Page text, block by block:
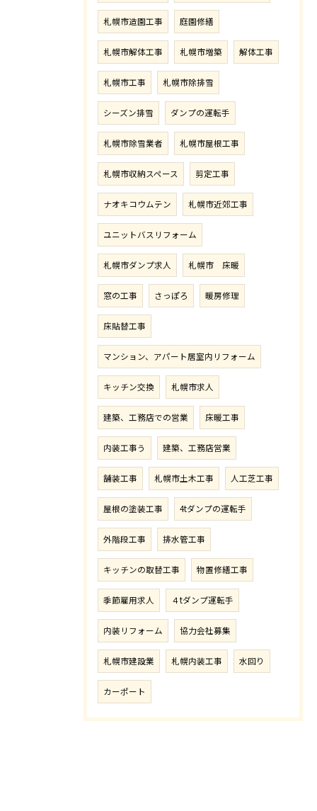
札幌市造園工事 庭園修繕
札幌市解体工事 札幌市増築 解体工事
札幌市工事 札幌市除排雪
シーズン排雪 ダンプの運転手
札幌市除雪業者 札幌市屋根工事
札幌市収納スペース 剪定工事
ナオキコウムテン 札幌市近郊工事
ユニットバスリフォーム
札幌市ダンプ求人 札幌市 床暖
窓の工事 さっぽろ 暖房修理
床貼替工事
マンション、アパート居室内リフォーム
キッチン交換 札幌市求人
建築、工務店での営業 床暖工事
内装工事う 建築、工務店営業
舗装工事 札幌市土木工事 人工芝工事
屋根の塗装工事 4tダンプの運転手
外階段工事 排水管工事
キッチンの取替工事 物置修繕工事
季節雇用求人 ４tダンプ運転手
内装リフォーム 協力会社募集
札幌市建設業 札幌内装工事 水回り
カーポート